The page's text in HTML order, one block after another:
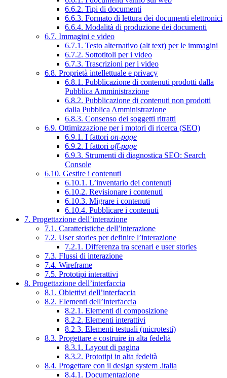
6.6.2. Tipi di documenti
6.6.3. Formato di lettura dei documenti elettronici
6.6.4. Modalità di produzione dei documenti
6.7. Immagini e video
6.7.1. Testo alternativo (alt text) per le immagini
6.7.2. Sottotitoli per i video
6.7.3. Trascrizioni per i video
6.8. Proprietà intellettuale e privacy
6.8.1. Pubblicazione di contenuti prodotti dalla
Pubblica Amministrazione
6.8.2. Pubblicazione di contenuti non prodotti
dalla Pubblica Amministrazione
6.8.3. Consenso dei soggetti ritratti
6.9. Ottimizzazione per i motori di ricerca (SEO)
6.9.1. I fattori on-page
6.9.2. I fattori off-page
6.9.3. Strumenti di diagnostica SEO: Search
Console
6.10. Gestire i contenuti
6.10.1. L’inventario dei contenuti
6.10.2. Revisionare i contenuti
6.10.3. Migrare i contenuti
6.10.4. Pubblicare i contenuti
7. Progettazione dell’interazione
7.1. Caratteristiche dell’interazione
7.2. User stories per definire l’interazione
7.2.1. Differenza tra scenari e user stories
7.3. Flussi di interazione
7.4. Wireframe
7.5. Prototipi interattivi
8. Progettazione dell’interfaccia
8.1. Obiettivi dell’interfaccia
8.2. Elementi dell’interfaccia
8.2.1. Elementi di composizione
8.2.2. Elementi interattivi
8.2.3. Elementi testuali (microtesti)
8.3. Progettare e costruire in alta fedeltà
8.3.1. Layout di pagina
8.3.2. Prototipi in alta fedeltà
8.4. Progettare con il design system .italia
8.4.1. Documentazione